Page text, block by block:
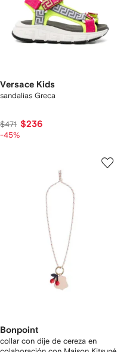
Versace Kids
sandalias Greca
$471 $236
-45%
Bonpoint
collar con dije de cereza en